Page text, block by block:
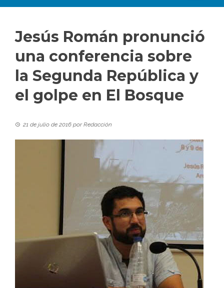
Jesús Román pronunció
una conferencia sobre
la Segunda República y
el golpe en El Bosque
21 de julio de 2016 porRedacción